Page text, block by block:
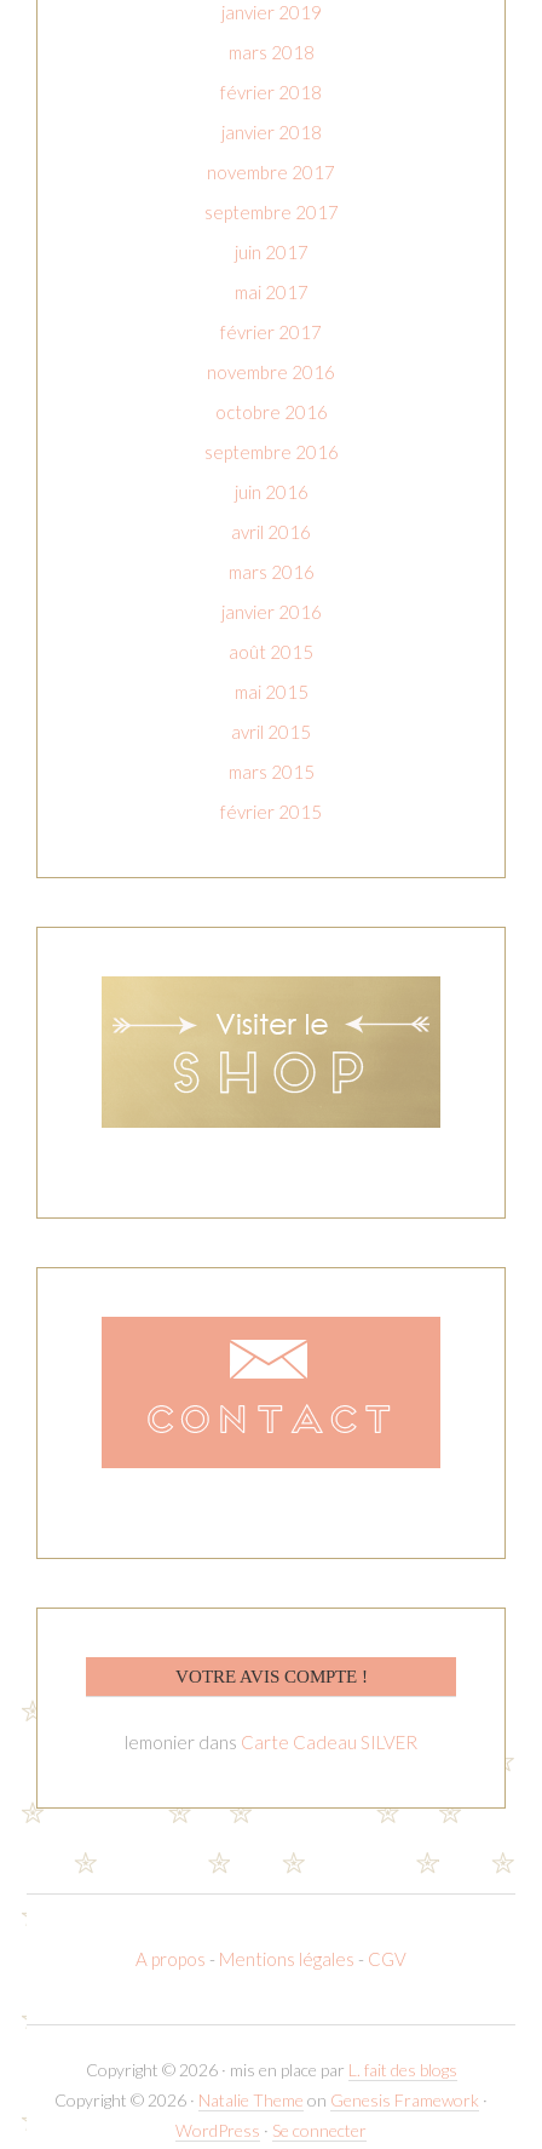
janvier 2019
mars 2018
février 2018
janvier 2018
novembre 2017
septembre 2017
juin 2017
mai 2017
février 2017
novembre 2016
octobre 2016
septembre 2016
juin 2016
avril 2016
mars 2016
janvier 2016
août 2015
mai 2015
avril 2015
mars 2015
février 2015
VOTRE AVIS COMPTE !
lemonier dans Carte Cadeau SILVER
A propos - Mentions légales - CGV
Copyright © 2026 · mis en place par L. fait des blogs
Copyright © 2026 · Natalie Theme on Genesis Framework ·
WordPress · Se connecter